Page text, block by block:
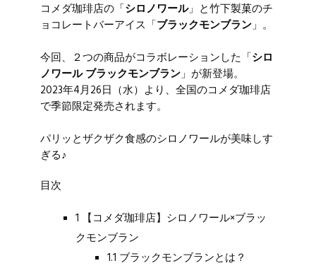
コメダ珈琲店の「シロノワール」と竹下製菓のチ
ョコレートバーアイス「ブラックモンブラン」。
今回、２つの商品がコラボレーションした「シロ
ノワール ブラックモンブラン」が新登場。
2023年4月26日（水）より、全国のコメダ珈琲店
で季節限定発売されます。
パリッとザクザク食感のシロノワールが美味しす
ぎる♪
目次
1 【コメダ珈琲店】シロノワール×ブラッ
クモンブラン
1.1 ブラックモンブランとは？